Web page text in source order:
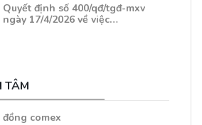
Quyết định số 400/qđ/tgđ-mxv
ngày 17/4/2026 về việc…
TÂM
đồng comex